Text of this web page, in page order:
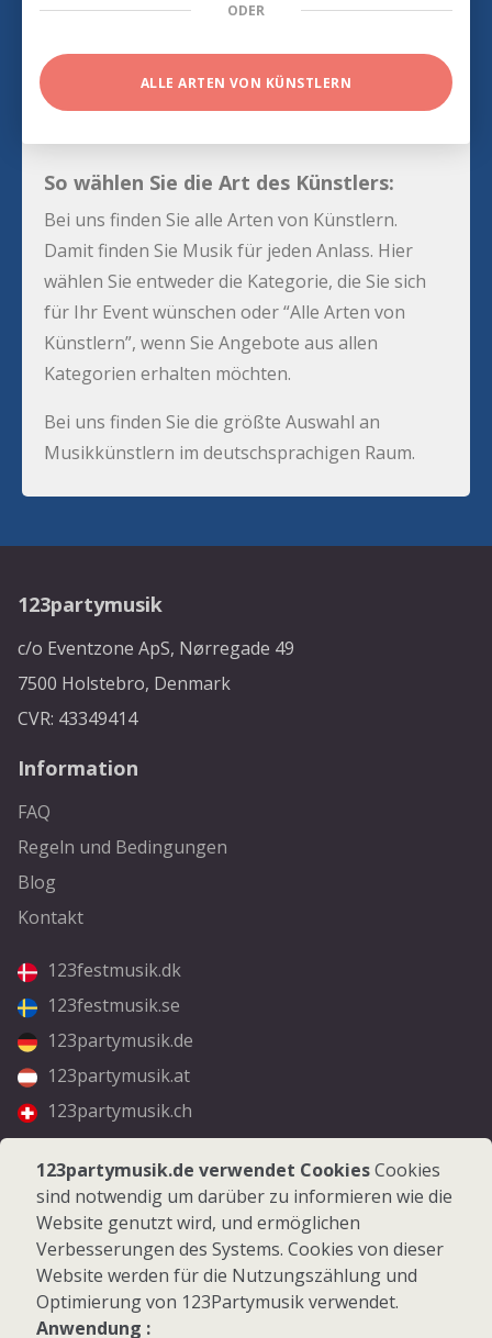
ODER
ALLE ARTEN VON KÜNSTLERN
So wählen Sie die Art des Künstlers:
Bei uns finden Sie alle Arten von Künstlern.
Damit finden Sie Musik für jeden Anlass. Hier
wählen Sie entweder die Kategorie, die Sie sich
für Ihr Event wünschen oder “Alle Arten von
Künstlern”, wenn Sie Angebote aus allen
Kategorien erhalten möchten.
Bei uns finden Sie die größte Auswahl an
Musikkünstlern im deutschsprachigen Raum.
123partymusik
c/o Eventzone ApS, Nørregade 49
7500 Holstebro, Denmark
CVR: 43349414
Information
FAQ
Regeln und Bedingungen
Blog
Kontakt
123festmusik.dk
123festmusik.se
123partymusik.de
123partymusik.at
123partymusik.ch
Folgen Sie uns
Facebook
Instagram
123partymusik.de verwendet CookiesCookies
sind notwendig um darüber zu informieren wie die
Website genutzt wird, und ermöglichen
Verbesserungen des Systems. Cookies von dieser
Website werden für die Nutzungszählung und
Optimierung von 123Partymusik verwendet.
Anwendung :